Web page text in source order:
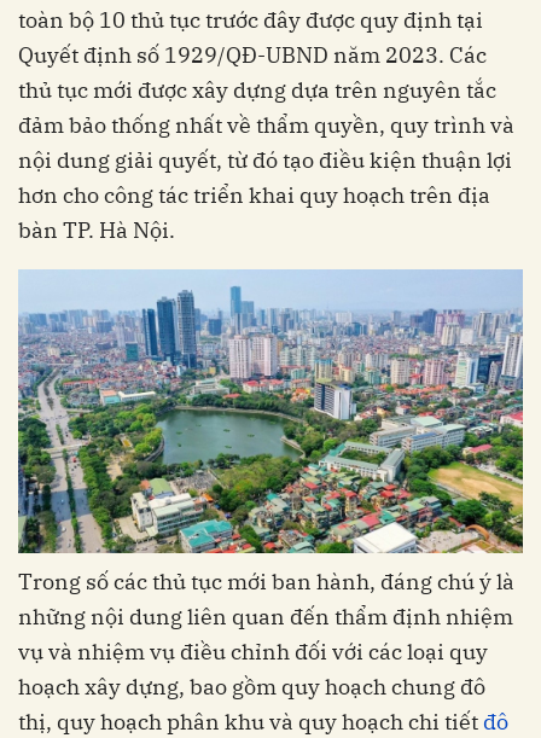
toàn bộ 10 thủ tục trước đây được quy định tại
Quyết định số 1929/QĐ-UBND năm 2023. Các
thủ tục mới được xây dựng dựa trên nguyên tắc
đảm bảo thống nhất về thẩm quyền, quy trình và
nội dung giải quyết, từ đó tạo điều kiện thuận lợi
hơn cho công tác triển khai quy hoạch trên địa
bàn TP. Hà Nội.
Trong số các thủ tục mới ban hành, đáng chú ý là
những nội dung liên quan đến thẩm định nhiệm
vụ và nhiệm vụ điều chỉnh đối với các loại quy
hoạch xây dựng, bao gồm quy hoạch chung đô
thị, quy hoạch phân khu và quy hoạch chi tiết đô